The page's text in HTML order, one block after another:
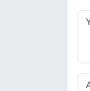
Kilis
Kırklareli